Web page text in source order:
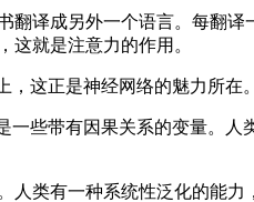
成另外一个语言。每翻译
这就是注意力的作用。
正是神经网络的魅力所在
些带有因果关系的变量。人
有一种系统性泛化的能力